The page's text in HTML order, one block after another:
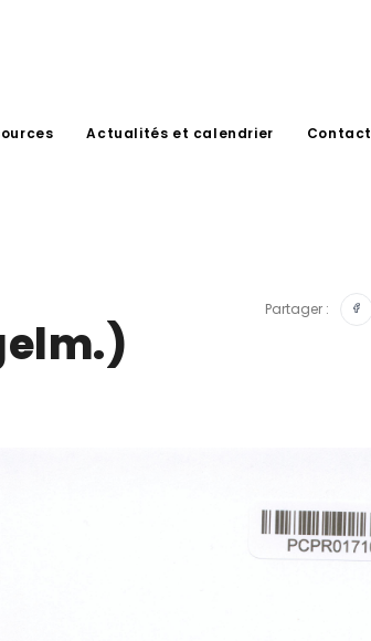
Actualités et calendrier Contact
Partager :